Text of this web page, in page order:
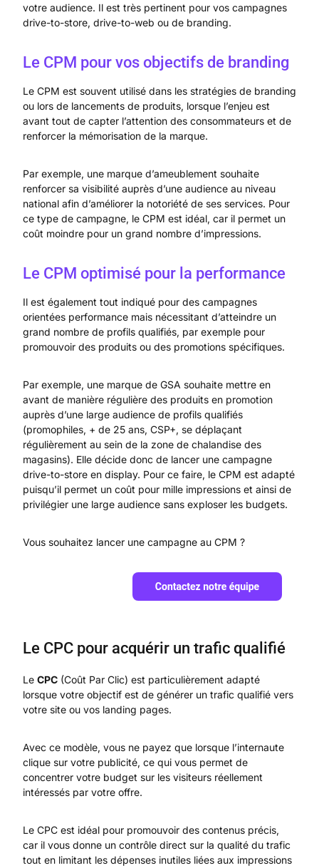
votre audience. Il est très pertinent pour vos campagnes
drive-to-store, drive-to-web ou de branding.
Le CPM pour vos objectifs de branding
Le CPM est souvent utilisé dans les stratégies de branding
ou lors de lancements de produits, lorsque l’enjeu est
avant tout de capter l’attention des consommateurs et de
renforcer la mémorisation de la marque.
Par exemple, une marque d’ameublement souhaite
renforcer sa visibilité auprès d’une audience au niveau
national afin d’améliorer la notoriété de ses services. Pour
ce type de campagne, le CPM est idéal, car il permet un
coût moindre pour un grand nombre d’impressions.
Le CPM optimisé pour la performance
Il est également tout indiqué pour des campagnes
orientées performance mais nécessitant d’atteindre un
grand nombre de profils qualifiés, par exemple pour
promouvoir des produits ou des promotions spécifiques.
Par exemple, une marque de GSA souhaite mettre en
avant de manière régulière des produits en promotion
auprès d’une large audience de profils qualifiés
(promophiles, + de 25 ans, CSP+, se déplaçant
régulièrement au sein de la zone de chalandise des
magasins). Elle décide donc de lancer une campagne
drive-to-store en display. Pour ce faire, le CPM est adapté
puisqu’il permet un coût pour mille impressions et ainsi de
privilégier une large audience sans exploser les budgets.
Vous souhaitez lancer une campagne au CPM ?
Le CPC pour acquérir un trafic qualifié
Le CPC (Coût Par Clic) est particulièrement adapté
lorsque votre objectif est de générer un trafic qualifié vers
votre site ou vos landing pages.
Avec ce modèle, vous ne payez que lorsque l’internaute
clique sur votre publicité, ce qui vous permet de
concentrer votre budget sur les visiteurs réellement
intéressés par votre offre.
Le CPC est idéal pour promouvoir des contenus précis,
car il vous donne un contrôle direct sur la qualité du trafic
tout en limitant les dépenses inutiles liées aux impressions